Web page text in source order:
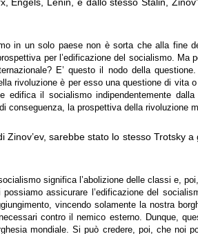
in un solo paese non è sorta che alla fine
per l’edificazione del socialismo. Ma
E’ questo il nodo della
rivoluzione è per esso una questione di vita
edifica il socialismo indipendentemente
conseguenza, la prospettiva della rivoluzione
Zinov’ev, sarebbe stato lo stesso Trotsky a
significa l’abolizione delle classi e,
assicurare l’edificazione del
vincendo solamente la nostra
contro il nemico esterno. Dunque,
mondiale. Si può credere, poi, che noi